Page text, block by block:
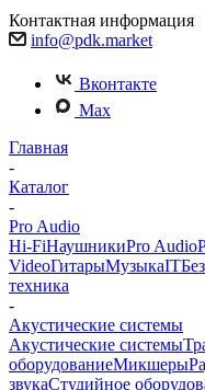
Контактная информация
info@pdk.market
Вконтакте
Max
Главная
-
Каталог
-
Pro Audio
Hi-FiНаушникиPro Audio
VideoГитарыМузыкаIT
техника
-
Акустические системы
Акустические системы
оборудованиеМикшеры
звукаСтудийное